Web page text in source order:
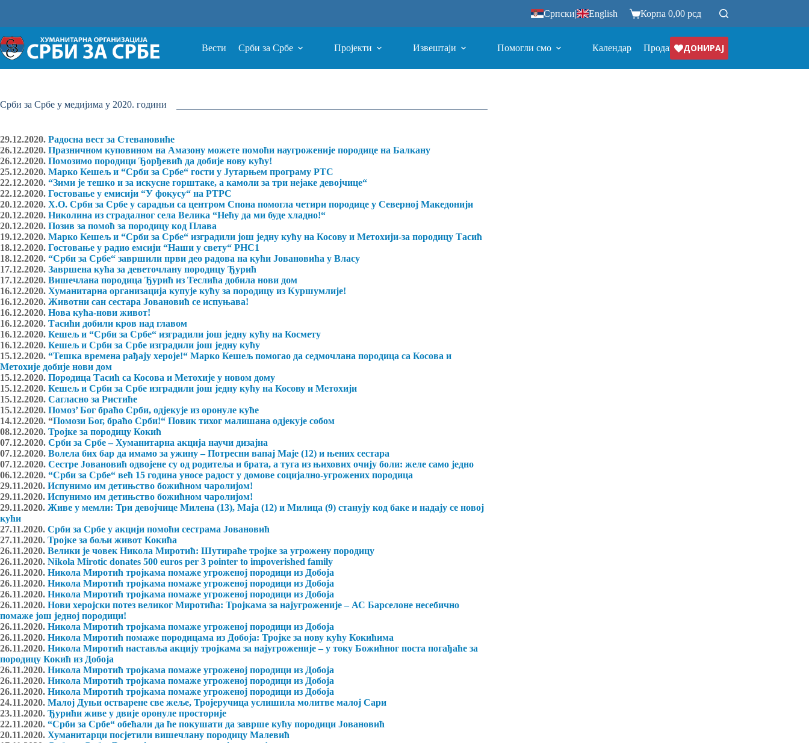
Српски| English Корпа 0,00 рсд
Вести Срби за Србе Пројекти Извештаји Помогли смо Календар ПродавницаДОНИРАЈ
Срби за Србе у медијима у 2020. години
29.12.2020. Радосна вест за Стевановиће
26.12.2020. Празничном куповином на Амазону можете помоћи наугроженије породице на Балкану
26.12.2020. Помозимо породици Ђорђевић да добије нову кућу!
25.12.2020. Марко Кешељ и “Срби за Србе“ гости у Јутарњем програму РТС
22.12.2020. “Зими је тешко и за искусне горштаке, а камоли за три нејаке девојчице“
22.12.2020. Гостовање у емисији “У фокусу“ на РТРС
20.12.2020. Х.О. Срби за Србе у сарадњи са центром Спона помогла четири породице у Северној Македонији
20.12.2020. Николина из страдалног села Велика “Нећу да ми буде хладно!“
20.12.2020. Позив за помоћ за породицу код Плава
19.12.2020. Марко Кешељ и “Срби за Србе“ изградили још једну кућу на Косову и Метохији-за породицу Тасић
18.12.2020. Гостовање у радио емсији “Наши у свету“ РНС1
18.12.2020. “Срби за Србе“ завршили први део радова на кући Јовановића у Власу
17.12.2020. Завршена кућа за деветочлану породицу Ђурић
17.12.2020. Вишечлана породица Ђурић из Теслића добила нови дом
16.12.2020. Хуманитарна организација купује кућу за породицу из Куршумлије!
16.12.2020. Животни сан сестара Јовановић се испуњава!
16.12.2020. Нова кућа-нови живот!
16.12.2020. Тасићи добили кров над главом
16.12.2020. Кешељ и “Срби за Србе“ изградили још једну кућу на Космету
16.12.2020. Кешељ и Срби за Србе изградили још једну кућу
15.12.2020. “Тешка времена рађају хероје!“ Марко Кешељ помогао да седмочлана породица са Косова и
Метохије добије нови дом
15.12.2020. Породица Тасић са Косова и Метохије у новом дому
15.12.2020. Кешељ и Срби за Србе изградили још једну кућу на Косову и Метохији
15.12.2020. Сагласно за Ристиће
15.12.2020. Помоз’ Бог браћо Срби, одјекује из оронуле куће
14.12.2020. “Помози Бог, браћо Срби!“ Повик тихог малишана одјекује собом
08.12.2020. Тројке за породицу Кокић
07.12.2020. Срби за Србе – Хуманитарна акција научи дизајна
07.12.2020. Волела бих бар да имамо за ужину – Потресни вапај Маје (12) и њених сестара
07.12.2020. Сестре Јовановић одвојене су од родитеља и брата, а туга из њихових очију боли: желе само једно
06.12.2020. “Срби за Србе“ већ 15 година уносе радост у домове социјално-угрожених породица
29.11.2020. Испунимо им детињство божићном чаролијом!
29.11.2020. Испунимо им детињство божићном чаролијом!
29.11.2020. Живе у мемли: Три девојчице Милена (13), Маја (12) и Милица (9) станују код баке и надају се новој
кући
27.11.2020. Срби за Србе у акцији помоћи сестрама Јовановић
27.11.2020. Тројке за бољи живот Кокића
26.11.2020. Велики је човек Никола Миротић: Шутираће тројке за угрожену породицу
26.11.2020. Nikola Mirotic donates 500 euros per 3 pointer to impoverished family
26.11.2020. Никола Миротић тројкама помаже угроженој породици из Добоја
26.11.2020. Никола Миротић тројкама помаже угроженој породици из Добоја
26.11.2020. Никола Миротић тројкама помаже угроженој породици из Добоја
26.11.2020. Нови херојски потез великог Миротића: Тројкама за најугроженије – АС Барселоне несебично
помаже још једној породици!
26.11.2020. Никола Миротић тројкама помаже угроженој породици из Добоја
26.11.2020. Никола Миротић помаже породицама из Добоја: Тројке за нову кућу Кокићима
26.11.2020. Никола Миротић наставља акцију тројкама за најугроженије – у току Божићног поста погађаће за
породицу Кокић из Добоја
26.11.2020. Никола Миротић тројкама помаже угроженој породици из Добоја
26.11.2020. Никола Миротић тројкама помаже угроженој породици из Добоја
26.11.2020. Никола Миротић тројкама помаже угроженој породици из Добоја
24.11.2020. Малој Дуњи остварене све жеље, Тројеручица услишила молитве малој Сари
23.11.2020. Ђурићи живе у двије оронуле просторије
22.11.2020. “Срби за Србе“ обећали да ће покушати да заврше кућу породици Јовановић
20.11.2020. Хуманитарци посјетили вишечлану породицу Малевић